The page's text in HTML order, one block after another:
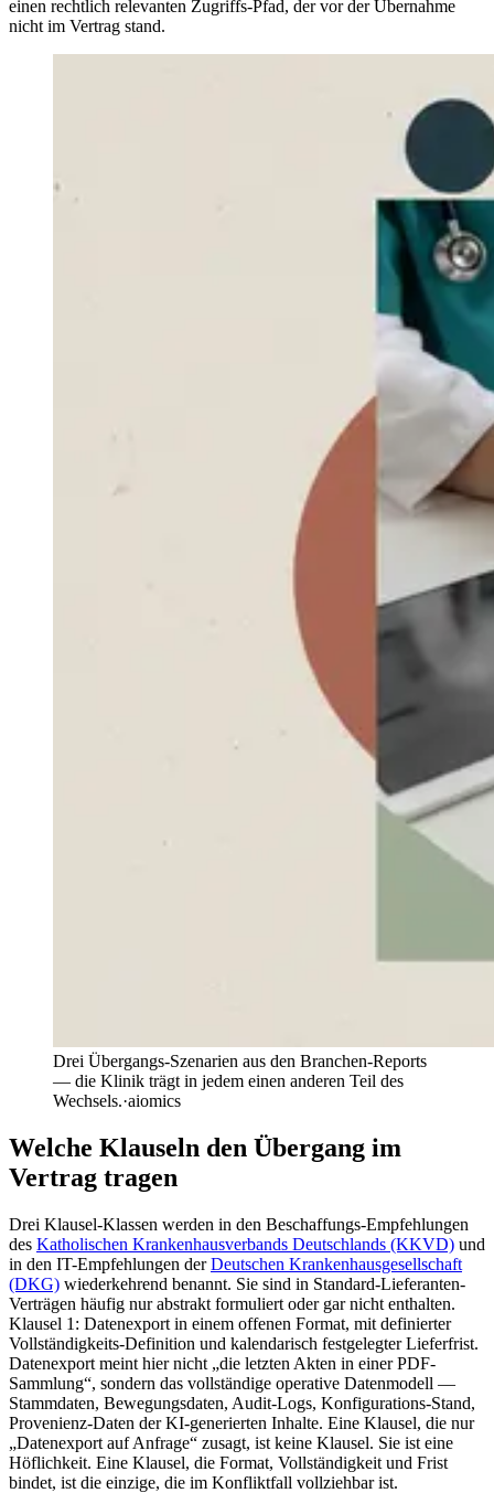
einen rechtlich relevanten Zugriffs-Pfad, der vor der Übernahme
nicht im Vertrag stand.
Drei Übergangs-Szenarien aus den Branchen-Reports
— die Klinik trägt in jedem einen anderen Teil des
Wechsels.·aiomics
Welche Klauseln den Übergang im
Vertrag tragen
Drei Klausel-Klassen werden in den Beschaffungs-Empfehlungen
des Katholischen Krankenhausverbands Deutschlands (KKVD) und
in den IT-Empfehlungen derDeutschen Krankenhausgesellschaft
(DKG) wiederkehrend benannt. Sie sind in Standard-Lieferanten-
Verträgen häufig nur abstrakt formuliert oder gar nicht enthalten.
Klausel 1: Datenexport in einem offenen Format, mit definierter
Vollständigkeits-Definition und kalendarisch festgelegter Lieferfrist.
Datenexport meint hier nicht „die letzten Akten in einer PDF-
Sammlung“, sondern das vollständige operative Datenmodell —
Stammdaten, Bewegungsdaten, Audit-Logs, Konfigurations-Stand,
Provenienz-Daten der KI-generierten Inhalte. Eine Klausel, die nur
„Datenexport auf Anfrage“ zusagt, ist keine Klausel. Sie ist eine
Höflichkeit. Eine Klausel, die Format, Vollständigkeit und Frist
bindet, ist die einzige, die im Konfliktfall vollziehbar ist.